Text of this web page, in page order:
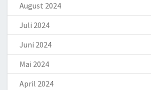
August 2024
Juli 2024
Juni 2024
Mai 2024
April 2024